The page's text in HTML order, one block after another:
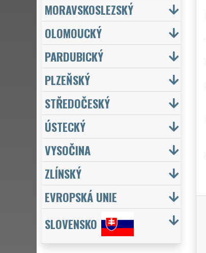
MORAVSKOSLEZSKÝ
OLOMOUCKÝ
PARDUBICKÝ
PLZEŇSKÝ
STŘEDOČESKÝ
ÚSTECKÝ
VYSOČINA
ZLÍNSKÝ
EVROPSKÁ UNIE
SLOVENSKO